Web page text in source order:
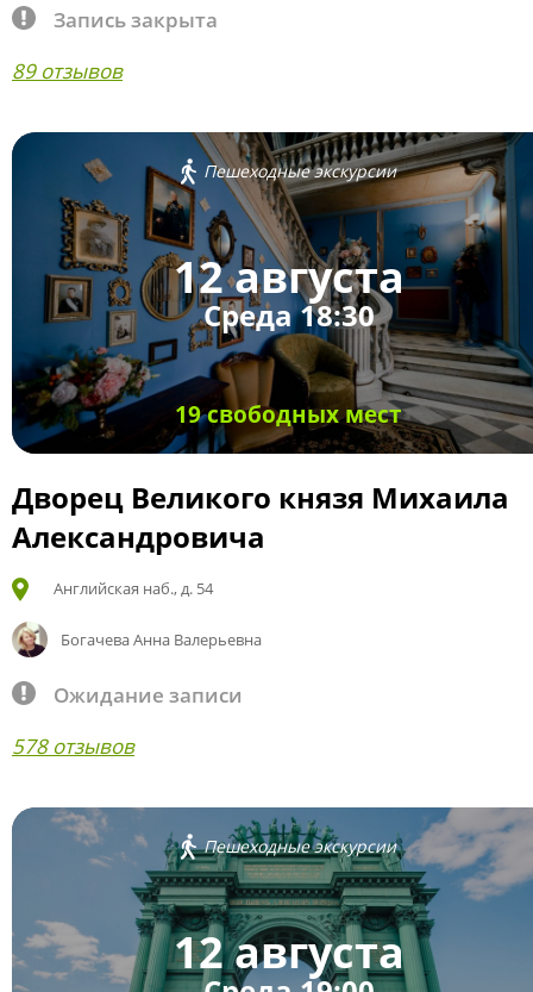
Запись закрыта
89 отзывов
Пешеходные экскурсии
12 августа
Среда 18:30
19 свободных мест
Дворец Великого князя Михаила
Александровича
Английская наб., д. 54
Богачева Анна Валерьевна
Ожидание записи
578 отзывов
Пешеходные экскурсии
12 августа